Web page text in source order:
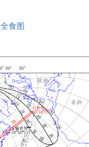
食图